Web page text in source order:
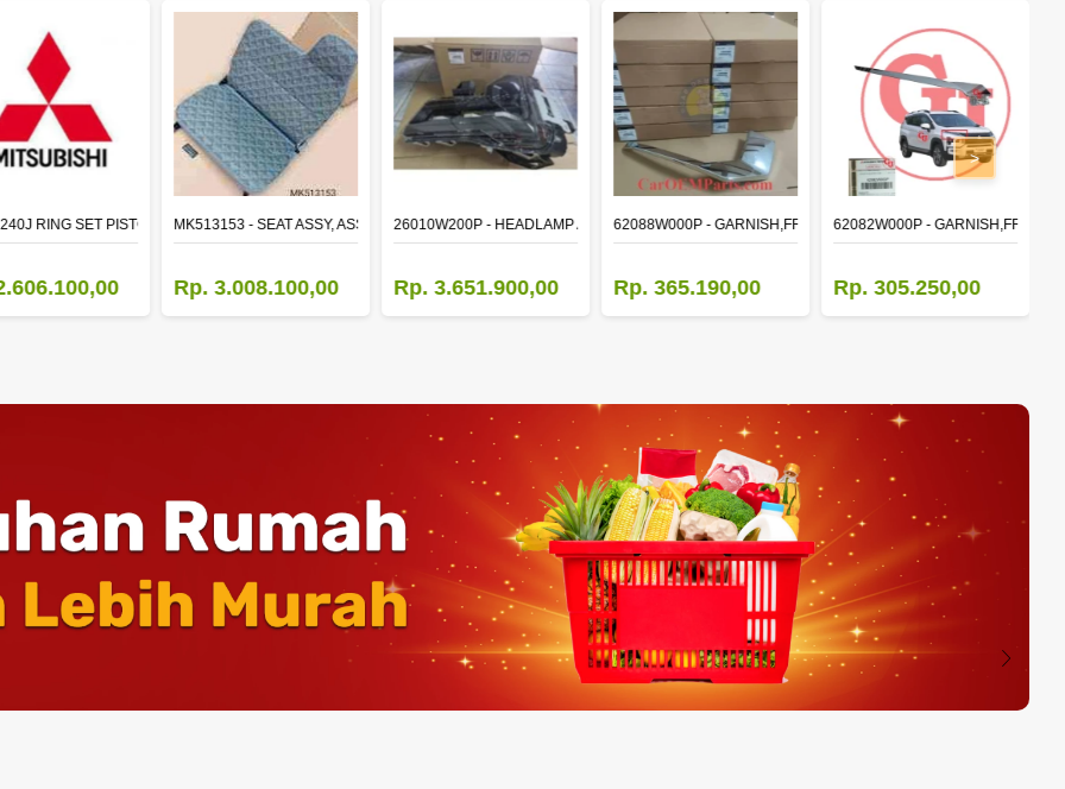
LHRING SET PISTON STDMK513153 - SEAT ASSY, ASSISTANT
Rp. 3.008.100,00
26010W200P - HEADLAMP ASSY,RH
Rp. 3.651.900,00
62088W000P - GARNISH,FR BUMPER SIDE
Rp. 365.190,00
62082W000P - GARNISH,FR
Rp. 305.250,00
>